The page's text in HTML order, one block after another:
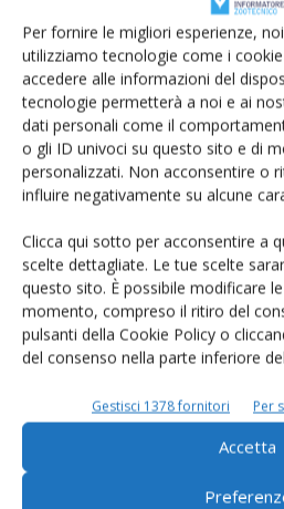
Per fornire le migliori esperienze,
utilizziamo tecnologie come i
accedere alle informazioni del
tecnologie permetterà a noi e ai
dati personali come il
o gli ID univoci su questo sito e di
personalizzati. Non acconsentire o
influire negativamente su alcune
Clicca qui sotto per acconsentire a
scelte dettagliate. Le tue scelte
questo sito. È possibile modificare
momento, compreso il ritiro del
pulsanti della Cookie Policy o
del consenso nella parte inferiore
Gestisci 1378 fornitori Per
Accetta
Milkrite Interpuls:
DiBarbara Gamberini 14 Luglio 2016
E-magazine
Tecniche, prodotti e servizi dalle